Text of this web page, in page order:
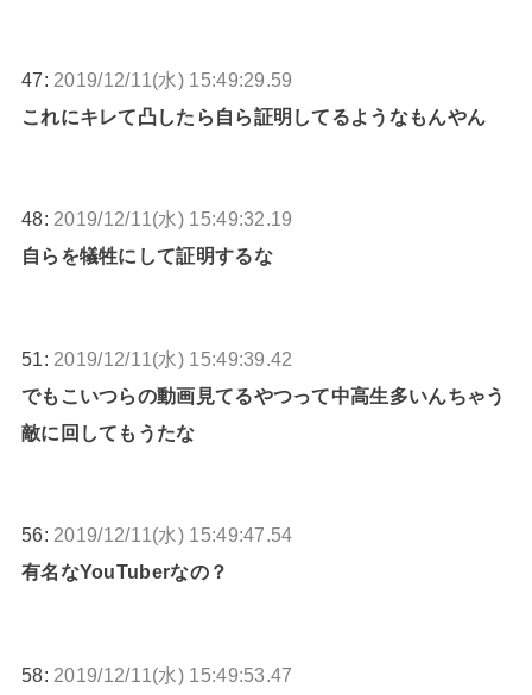
47: 2019/12/11(水) 15:49:29.59
これにキレて凸したら自ら証明してるようなもんやん
48: 2019/12/11(水) 15:49:32.19
自らを犠牲にして証明するな
51: 2019/12/11(水) 15:49:39.42
でもこいつらの動画見てるやつって中高生多いんちゃう
敵に回してもうたな
56: 2019/12/11(水) 15:49:47.54
有名なYouTuberなの？
58: 2019/12/11(水) 15:49:53.47